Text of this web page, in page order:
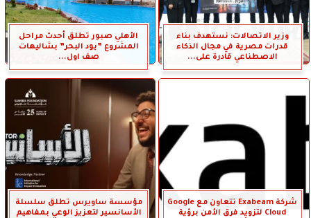
وزير الاتصالات: نستهدف بناء
قدرات مصرية في مجال الذكاء
الاصطناعي قادرة على...
الأهلي صبور تطلق أحدث مراحل
المشروع ”يود البحر” بشاليهات
صف اول...
شركة Exabeam تتعاون مع Google
Cloud لتزويد فرق الأمن برؤية
مؤسسة ساويرس تطلق سلسلة
الأسانسير لتعزيز الوعي بمفاهيم